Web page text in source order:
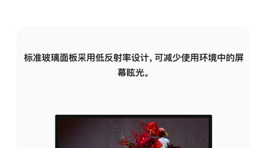
标准玻璃面板采用低反射率设计，可减少使用环境中的屏
幕眩光。